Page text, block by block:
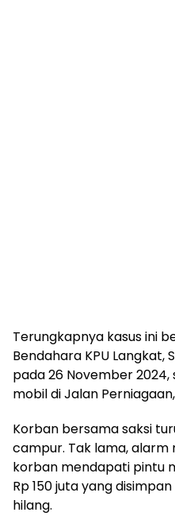
Terungkapnya kasus ini
Bendahara KPU Langkat,
pada 26 November
mobil di Jalan
Korban bersama saksi
campur. Tak lama, alarm
korban mendapati pintu
Rp 150 juta yang
hilang.